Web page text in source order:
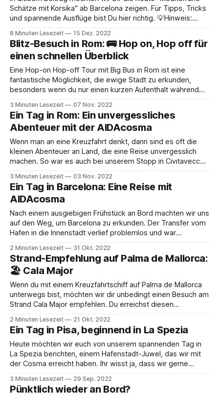
Schätze mit Korsika" ab Barcelona zeigen. Für Tipps, Tricks
und spannende Ausflüge bist Du hier richtig. 💡Hinweis:
Beiträge in unserem Blog, wie bsp. einzelne
Restaurantbewertungen. Diese Beitrag entstehen mit der
Zeit
8 Minuten Lesezeit 15 Dez. 2022
Blitz-Besuch in Rom: 🚌 Hop on, Hop off für
einen schnellen Überblick
Eine Hop-on Hop-off Tour mit Big Bus in Rom ist eine
fantastische Möglichkeit, die ewige Stadt zu erkunden,
besonders wenn du nur einen kurzen Aufenthalt während
dieser Art von Tour. Wir haben die Tour mit Big Bus Rome
getestet
3 Minuten Lesezeit 07 Nov. 2022
Ein Tag in Rom: Ein unvergessliches
Abenteuer mit der AIDAcosma
Wenn man an eine Kreuzfahrt denkt, dann sind es oft die
kleinen Abenteuer an Land, die eine Reise unvergesslich
machen. So war es auch bei unserem Stopp in Civitavecchia
ist ein Rückblick auf unseren spannenden Tagesausflug
nach Rom, den ich wärmstens
3 Minuten Lesezeit 03 Nov. 2022
Ein Tag in Barcelona: Eine Reise mit
AIDAcosma
Nach einem ausgiebigen Frühstück an Bord machten wir uns
auf den Weg, um Barcelona zu erkunden. Der Transfer vom
Hafen in die Innenstadt verlief problemlos und war
Handumdrehen mitten im Herzen der pulsierenden
Metropole. Die Fahrt bot uns bereits erste Eindrücke
2 Minuten Lesezeit 31 Okt. 2022
Strand-Empfehlung auf Palma de Mallorca:
🏖️ Cala Major
Wenn du mit einem Kreuzfahrtschiff auf Palma de Mallorca
unterwegs bist, möchten wir dir unbedingt einen Besuch am
Strand Cala Major empfehlen. Du erreichst diesen
Verkehrsmitteln, was die Anreise stressfrei und bequem
macht. Cala Major ist ein beliebter Strand, der sich in einer
2 Minuten Lesezeit 21 Okt. 2022
Ein Tag in Pisa, beginnend in La Spezia
Heute möchten wir euch von unserem spannenden Tag in
La Spezia berichten, einem Hafenstadt-Juwel, das wir mit
der Cosma erreicht haben. Ihr wisst ja, dass wir gerne
teuren Ausflügen der Reederei zu entgehen. Also haben wir
uns entschieden, an Land auf
3 Minuten Lesezeit 29 Sep. 2022
Pünktlich wieder an Bord?